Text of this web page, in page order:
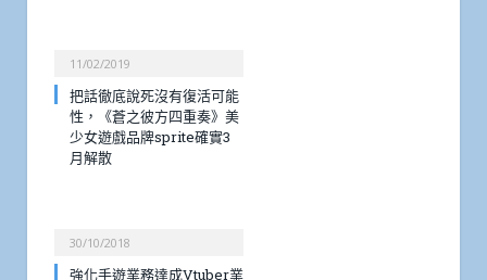
11/02/2019
把話徹底說死沒有復活可能
性，《蒼之彼方四重奏》美
少女遊戲品牌sprite確實3
月解散
30/10/2018
強化手遊業務達成Vtuber業